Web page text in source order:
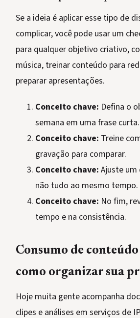
Se a ideia é aplicar esse tipo de
complicar, você pode usar um
para qualquer objetivo criativo,
música, treinar conteúdo para
preparar apresentações.
Conceito chave: Defina o
semana em uma frase curta.
Conceito chave: Treine
gravação para comparar.
Conceito chave: Ajuste um
não tudo ao mesmo tempo.
Conceito chave: No fim,
tempo e na consistência.
Consumo de
como organizar sua
Hoje muita gente acompanha
clipes e análises em serviços de